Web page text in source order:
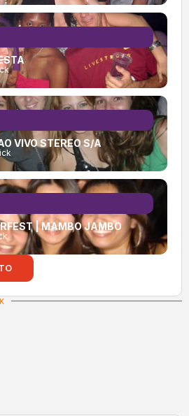
VIVO STEREO S/A
| MAMBO JAMBO